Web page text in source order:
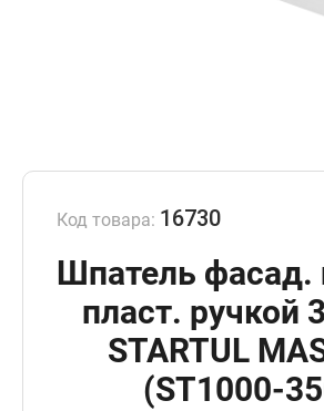
Код товара: 16730
Шпатель фасад.
пласт. ручкой
STARTUL
(ST1000-